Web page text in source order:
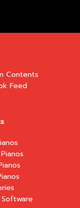
Contents
Feed